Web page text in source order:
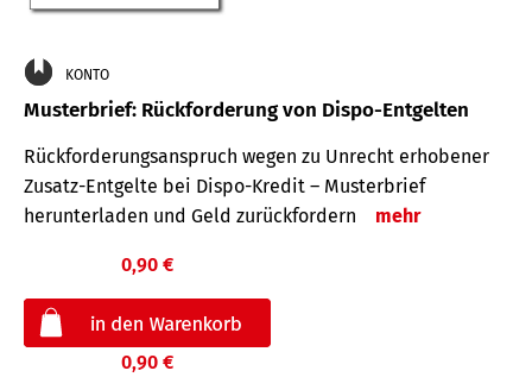
KONTO
Musterbrief: Rückforderung von Dispo-Entgelten
Rückforderungsanspruch wegen zu Unrecht erhobener
Zusatz-Entgelte bei Dispo-Kredit – Musterbrief
herunterladen und Geld zurückfordern
mehr
0,90 €
0,90 €